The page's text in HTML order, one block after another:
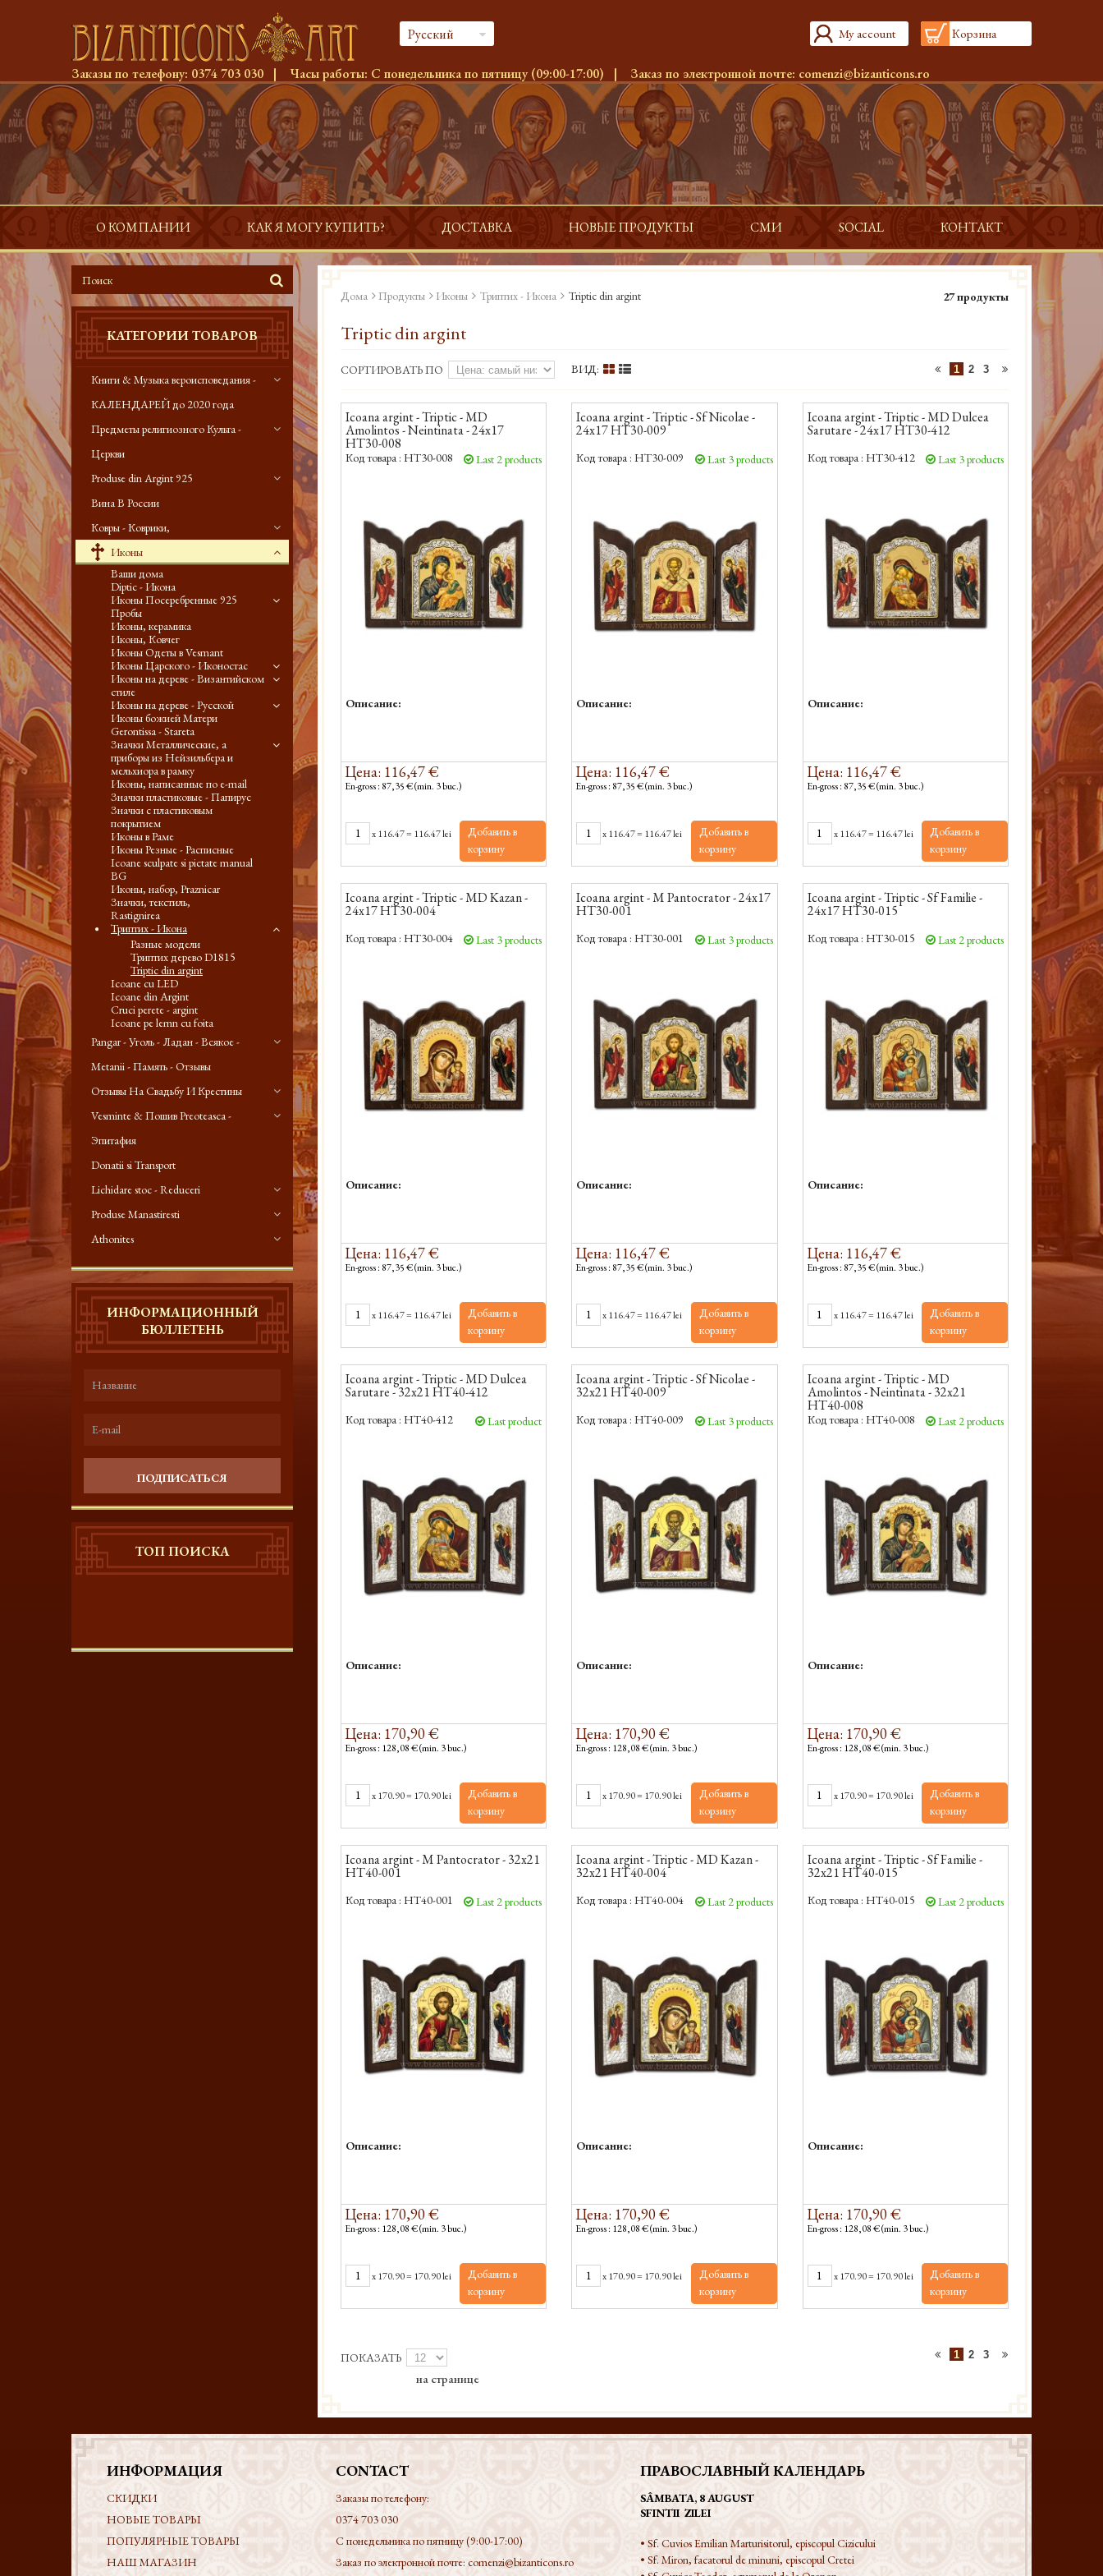
Русский My account Корзина
Заказы по телефону: 0374 703 030 | Часы работы: С понедельника по пятницу (09:00-17:00) | Заказ по электронной почте: comenzi@bizanticons.ro
О КОМПАНИИ КАК Я МОГУ КУПИТЬ? ДОСТАВКА НОВЫЕ ПРОДУКТЫ СМИ SOCIAL КОНТАКТ
КАТЕГОРИИ ТОВАРОВ
Книги & Музыка вероисповедания -
КАЛЕНДАРЕЙ до 2020 года
Предметы религиозного Культа -
Церкви
Produse din Argint 925
Вина В России
Ковры - Коврики,
Иконы
Ваши дома
Diptic - Икона
Иконы Посеребренные 925
Пробы
Иконы, керамика
Иконы, Ковчег
Иконы Одеты в Vesmant
Иконы Царского - Иконостас
Иконы на дереве - Византийском
стиле
Иконы на дереве - Русской
Иконы божией Матери
Gerontissa - Stareta
Значки Металлические, а
приборы из Нейзильбера и
мельхиора в рамку
Иконы, написанные по e-mail
Значки пластиковые - Папирус
Значки с пластиковым
покрытием
Иконы в Раме
Иконы Резные - Расписные
Icoane sculpate si pictate manual
BG
Иконы, набор, Praznicar
Значки, текстиль,
Rastignirea
Триптих - Икона
Разные модели
Триптих дерево D1815
Triptic din argint
Icoane cu LED
Icoane din Argint
Cruci perete - argint
Icoane pe lemn cu foita
Pangar - Уголь - Ладан - Всякое -
Metanii - Память - Отзывы
Отзывы На Свадьбу И Крестины
Vesminte & Пошив Preoteasca -
Эпитафия
Donatii si Transport
Lichidare stoc - Reduceri
Produse Manastiresti
Athonites
ИНФОРМАЦИОННЫЙ
БЮЛЛЕТЕНЬ
ПОДПИСАТЬСЯ
ТОП ПОИСКА
Дома Продукты Иконы Триптих - Икона Triptic din argint 27 продукты
Triptic din argint
СОРТИРОВАТЬ ПО ВИД: 1 2 3
Icoana argint - Triptic - MD
Amolintos - Neintinata - 24x17
HT30-008
Код товара : HT30-008 Last 2 products
Описание:
Цена: 116,47 €
En-gross : 87,35 € (min. 3 buc.)
x116.47= 116.47 lei
Добавить в
корзину
Icoana argint - Triptic - Sf Nicolae -
24x17 HT30-009
Код товара : HT30-009 Last 3 products
Описание:
Цена: 116,47 €
En-gross : 87,35 € (min. 3 buc.)
x116.47= 116.47 lei
Добавить в
корзину
Icoana argint - Triptic - MD Dulcea
Sarutare - 24x17 HT30-412
Код товара : HT30-412 Last 3 products
Описание:
Цена: 116,47 €
En-gross : 87,35 € (min. 3 buc.)
x116.47= 116.47 lei
Добавить в
корзину
Icoana argint - Triptic - MD Kazan -
24x17 HT30-004
Код товара : HT30-004 Last 3 products
Описание:
Цена: 116,47 €
En-gross : 87,35 € (min. 3 buc.)
x116.47= 116.47 lei
Добавить в
корзину
Icoana argint - M Pantocrator - 24x17
HT30-001
Код товара : HT30-001 Last 3 products
Описание:
Цена: 116,47 €
En-gross : 87,35 € (min. 3 buc.)
x116.47= 116.47 lei
Добавить в
корзину
Icoana argint - Triptic - Sf Familie -
24x17 HT30-015
Код товара : HT30-015 Last 2 products
Описание:
Цена: 116,47 €
En-gross : 87,35 € (min. 3 buc.)
x116.47= 116.47 lei
Добавить в
корзину
Icoana argint - Triptic - MD Dulcea
Sarutare - 32x21 HT40-412
Код товара : HT40-412 Last product
Описание:
Цена: 170,90 €
En-gross : 128,08 € (min. 3 buc.)
x170.90= 170.90 lei
Добавить в
корзину
Icoana argint - Triptic - Sf Nicolae -
32x21 HT40-009
Код товара : HT40-009 Last 3 products
Описание:
Цена: 170,90 €
En-gross : 128,08 € (min. 3 buc.)
x170.90= 170.90 lei
Добавить в
корзину
Icoana argint - Triptic - MD
Amolintos - Neintinata - 32x21
HT40-008
Код товара : HT40-008 Last 2 products
Описание:
Цена: 170,90 €
En-gross : 128,08 € (min. 3 buc.)
x170.90= 170.90 lei
Добавить в
корзину
Icoana argint - M Pantocrator - 32x21
HT40-001
Код товара : HT40-001 Last 2 products
Описание:
Цена: 170,90 €
En-gross : 128,08 € (min. 3 buc.)
x170.90= 170.90 lei
Добавить в
корзину
Icoana argint - Triptic - MD Kazan -
32x21 HT40-004
Код товара : HT40-004 Last 2 products
Описание:
Цена: 170,90 €
En-gross : 128,08 € (min. 3 buc.)
x170.90= 170.90 lei
Добавить в
корзину
Icoana argint - Triptic - Sf Familie -
32x21 HT40-015
Код товара : HT40-015 Last 2 products
Описание:
Цена: 170,90 €
En-gross : 128,08 € (min. 3 buc.)
x170.90= 170.90 lei
Добавить в
корзину
ПОКАЗАТЬ
на странице
1 2 3
ИНФОРМАЦИЯ
СКИДКИ
НОВЫЕ ТОВАРЫ
ПОПУЛЯРНЫЕ ТОВАРЫ
НАШ МАГАЗИН
CONTACT
Заказы по телефону:
0374 703 030
С понедельника по пятницу (9:00-17:00)
Заказ по электронной почте: comenzi@bizanticons.ro
ПРАВОСЛАВНЫЙ КАЛЕНДАРЬ
SÂMBATA, 8 AUGUST
SFINTII ZILEI
• Sf. Cuvios Emilian Marturisitorul, episcopul Cizicului
• Sf. Miron, facatorul de minuni, episcopul Cretei